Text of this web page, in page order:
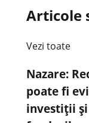
Articole
Vezi toate
Nazare:
poate fi
investiții